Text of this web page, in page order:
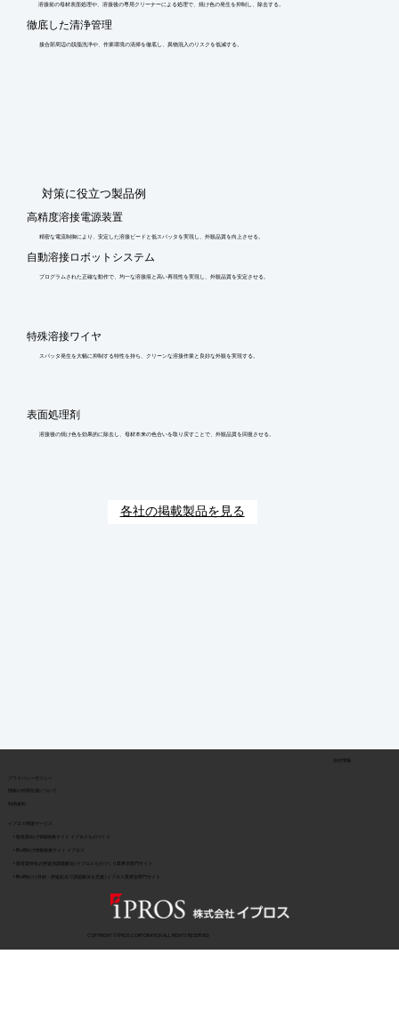
溶接前の母材表面処理や、溶接後の専用クリーナーによる処理で、焼け色の発生を抑制し、除去する。
徹底した清浄管理
接合部周辺の脱脂洗浄や、作業環境の清掃を徹底し、異物混入のリスクを低減する。
​対策に役立つ製品例
高精度溶接電源装置
精密な電流制御により、安定した溶接ビードと低スパッタを実現し、外観品質を向上させる。
自動溶接ロボットシステム
プログラムされた正確な動作で、均一な溶接痕と高い再現性を実現し、外観品質を安定させる。
特殊溶接ワイヤ
スパッタ発生を大幅に抑制する特性を持ち、クリーンな溶接作業と良好な外観を実現する。
表面処理剤
溶接後の焼け色を効果的に除去し、母材本来の色合いを取り戻すことで、外観品質を回復させる。
各社の掲載製品を見る
​情報の外部伝達について
会社情報
COPYRIGHT © IPROS CORPORATION ALL RIGHTS RESERVED
> 製造業特化の用途別課題解決 | イプロスものづくり業界別専門サイト
> BtoB向け情報検索サイト イプロス
> BtoB向け | 目的・用途起点で課題解決を支援 | イプロス業界別専門サイト
> 製造業向け情報検索サイト イプロスものづくり
イプロス関連サービス